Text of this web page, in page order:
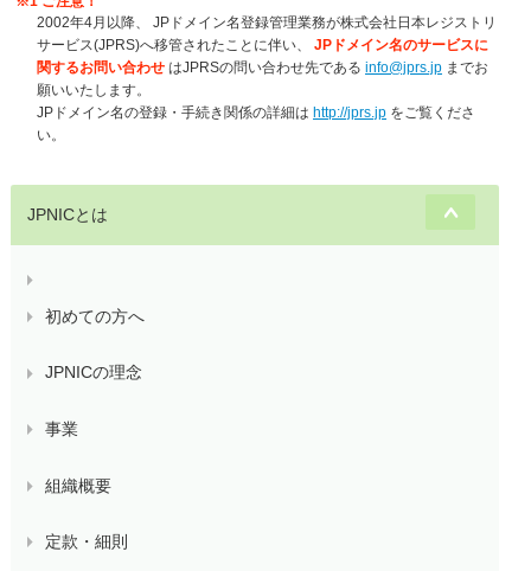
2002年4月以降、 JPドメイン名登録管理業務が株式会社日本レジストリ
サービス(JPRS)へ移管されたことに伴い、JPドメイン名のサービスに
関するお問い合わせはJPRSの問い合わせ先であるinfo@jprs.jp までお
願いいたします。
JPドメイン名の登録・手続き関係の詳細は http://jprs.jp をご覧くださ
い。
JPNICとは
初めての方へ
JPNICの理念
事業
組織概要
定款・細則